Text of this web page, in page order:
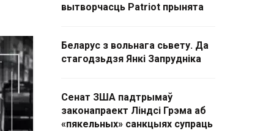
вытворчасць Patriot прынята
Беларус з вольнага сьвету. Да
стагодзьдзя Янкі Запрудніка
Сенат ЗША падтрымаў
законапраект Ліндсі Грэма аб
«пякельных» санкцыях супраць